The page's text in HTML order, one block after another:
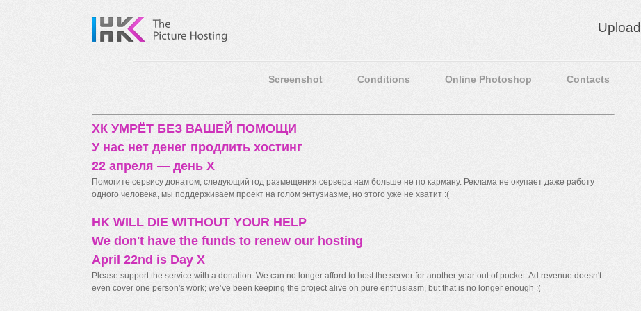
Upload
Screenshot Conditions Online Photoshop Contacts
ХК УМРЁТ БЕЗ ВАШЕЙ ПОМОЩИ
У нас нет денег продлить хостинг
22 апреля — день X
Помогите сервису донатом, следующий год размещения сервера нам больше не по карману. Реклама не окупает даже работу
одного человека, мы поддерживаем проект на голом энтузиазме, но этого уже не хватит :(
HK WILL DIE WITHOUT YOUR HELP
We don't have the funds to renew our hosting
April 22nd is Day X
Please support the service with a donation. We can no longer afford to host the server for another year out of pocket. Ad revenue doesn't
even cover one person's work; we’ve been keeping the project alive on pure enthusiasm, but that is no longer enough :(